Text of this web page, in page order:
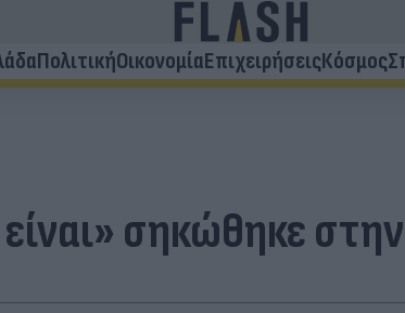
ΠολιτικήΟικονομίαΕπιχειρήσειςΚόσμος
σηκώθηκε